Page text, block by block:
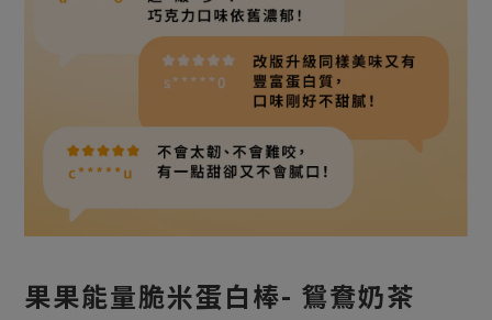
果果能量脆米蛋白棒- 鴛鴦奶茶